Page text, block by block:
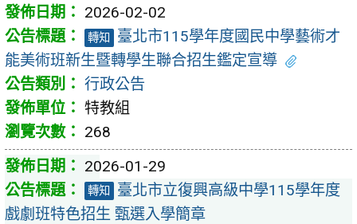
2026-02-02
轉知
臺北市115學年度國民中學藝術才
能美術班新生暨轉學生聯合招生鑑定宣導
行政公告
特教組
268
2026-01-29
轉知
臺北市立復興高級中學115學年度
戲劇班特色招生 甄選入學簡章